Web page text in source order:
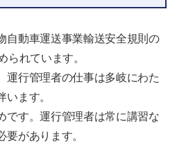
自動車運送事業輸送安全規則の
られています。
運行管理者の仕事は多岐にわた
います。
です。運行管理者は常に講習な
要があります。